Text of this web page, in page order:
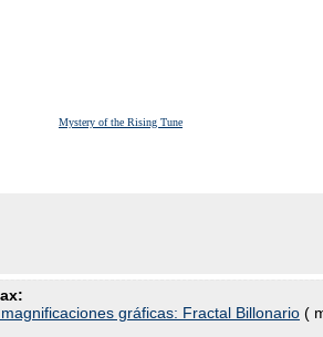
Mystery of the Rising Tune
gráficas: Fractal Billonario (